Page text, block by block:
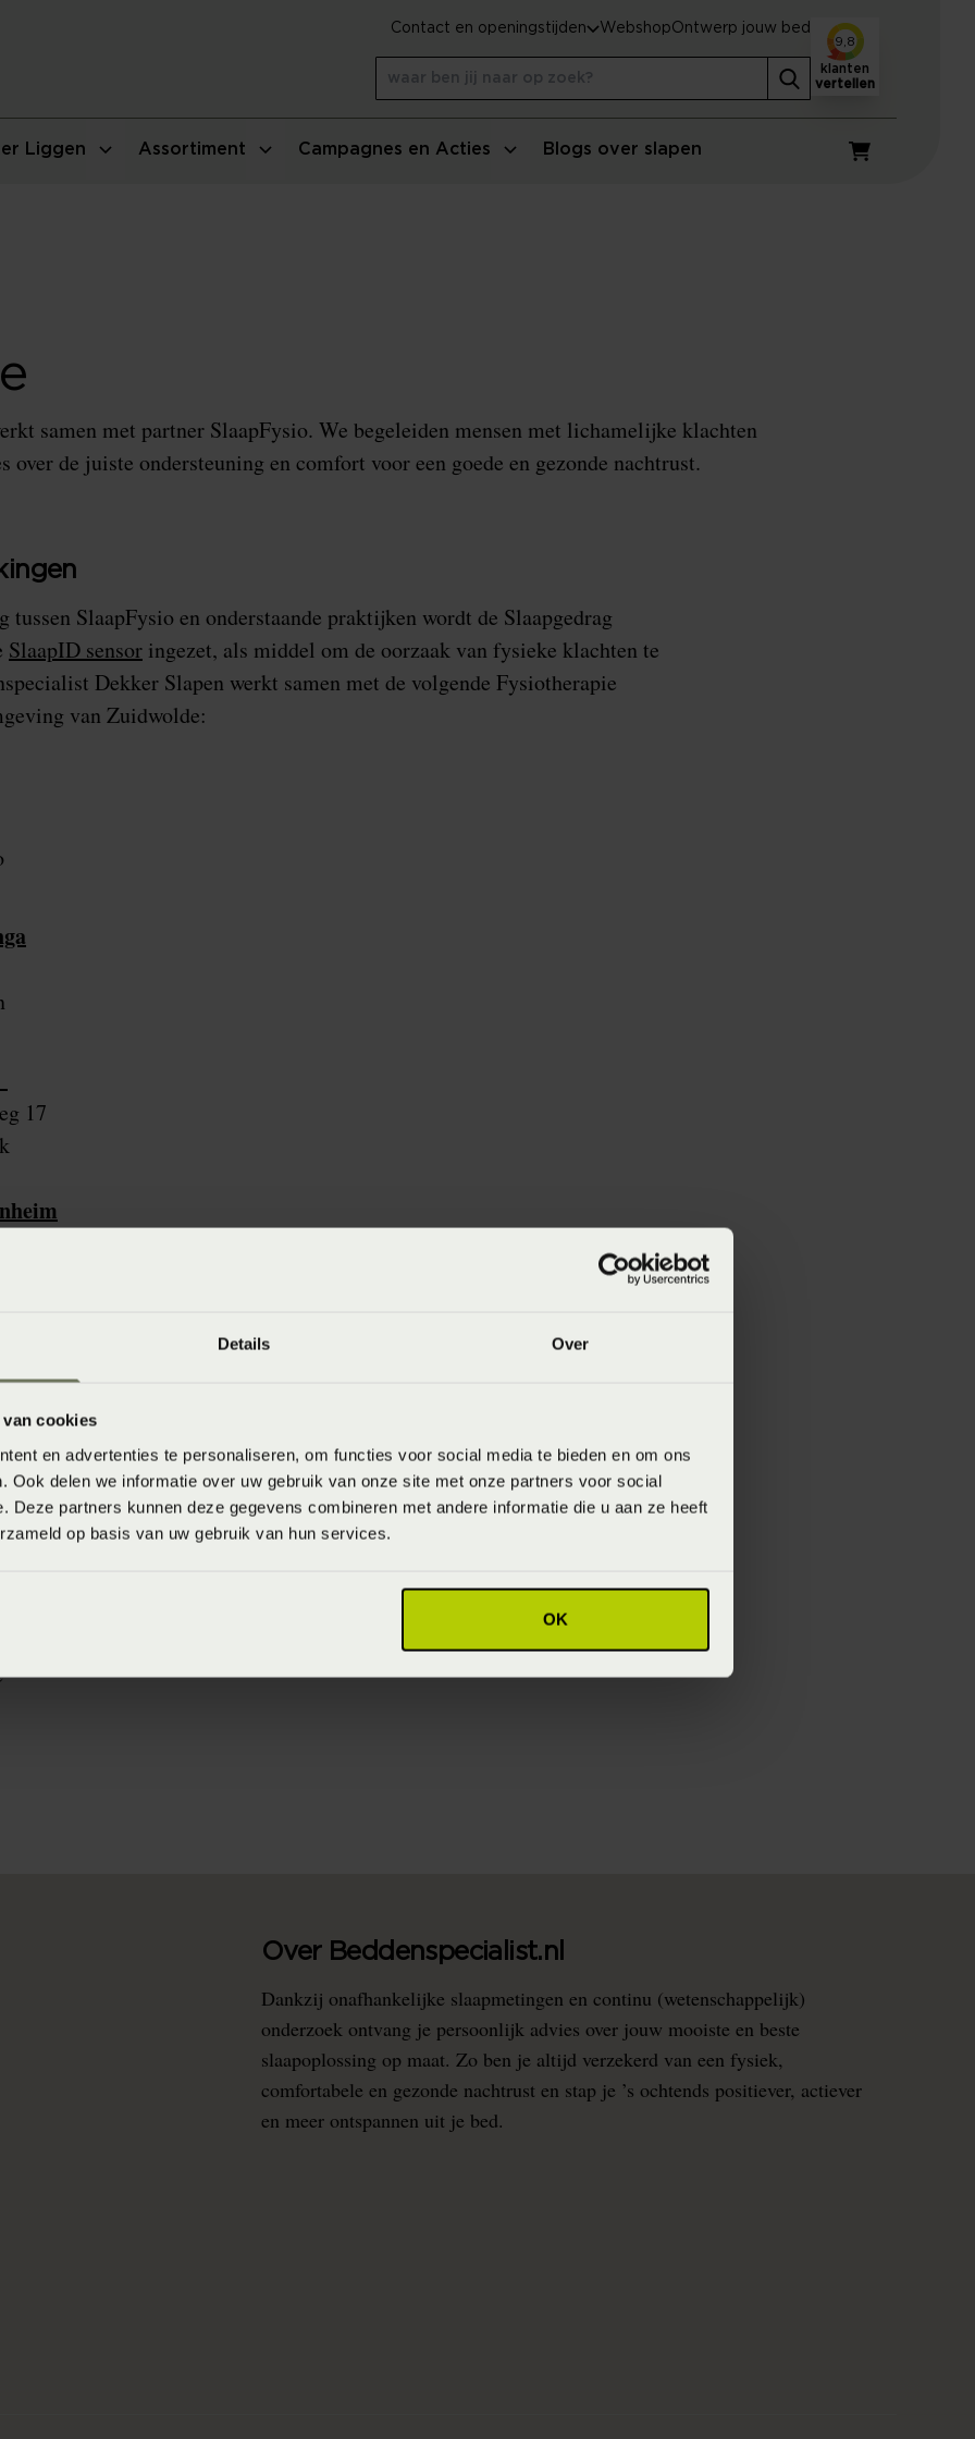
Details Over
cookies
en advertenties te personaliseren, om functies voor social media te bieden en om ons
Ook delen we informatie over uw gebruik van onze site met onze partners voor social
Deze partners kunnen deze gegevens combineren met andere informatie die u aan ze heeft
op basis van uw gebruik van hun services.
OK
Liggen Assortiment Campagnes en Acties Blogs over slapen
Winkelwagen
Contact en openingstijden WebshopOntwerp jouw bed
9,8
klanten
vertellen
samen met partner SlaapFysio. We begeleiden mensen met lichamelijke klachten
over de juiste ondersteuning en comfort voor een goede en gezonde nachtrust.
tussen SlaapFysio en onderstaande praktijken wordt de Slaapgedrag
SlaapID sensor ingezet, als middel om de oorzaak van fysieke klachten te
Dekker Slapen werkt samen met de volgende Fysiotherapie
van Zuidwolde:
17
Over Beddenspecialist.nl
Dankzij onafhankelijke slaapmetingen en continu (wetenschappelijk)
onderzoek ontvang je persoonlijk advies over jouw mooiste en beste
slaapoplossing op maat. Zo ben je altijd verzekerd van een fysiek,
comfortabele en gezonde nachtrust en stap je ’s ochtends positiever, actiever
en meer ontspannen uit je bed.